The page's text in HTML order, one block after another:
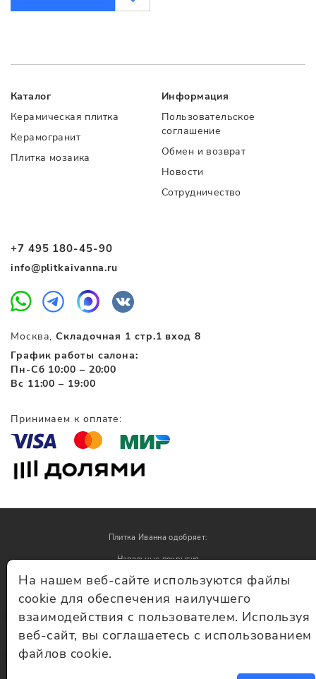
+7 495 180-45-90
info@plitkaivanna.ru
Москва,Складочная 1 стр.1 вход 8
График работы салона:
Пн-Сб 10:00 – 20:00
Вс 11:00 – 19:00
Каталог
Керамическая плитка
Керамогранит
Плитка мозаика
Информация
Пользовательское
соглашение
Обмен и возврат
Новости
Сотрудничество
Принимаем к оплате:
© Плитка Иванна 2026 - плитка и керамогранит
Плитка Иванна одобряет:
Напольные покрытия
Обои
На нашем веб-сайте используются файлы
cookie для обеспечения наилучшего
взаимодействия с пользователем. Используя
веб-сайт, вы соглашаетесь с использованием
файлов cookie.